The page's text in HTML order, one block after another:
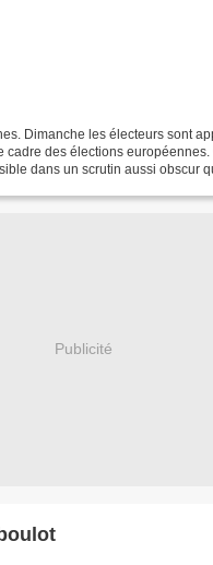
Dimanche les électeurs sont
cadre des élections européennes.
dans un scrutin aussi obscur
Publicité